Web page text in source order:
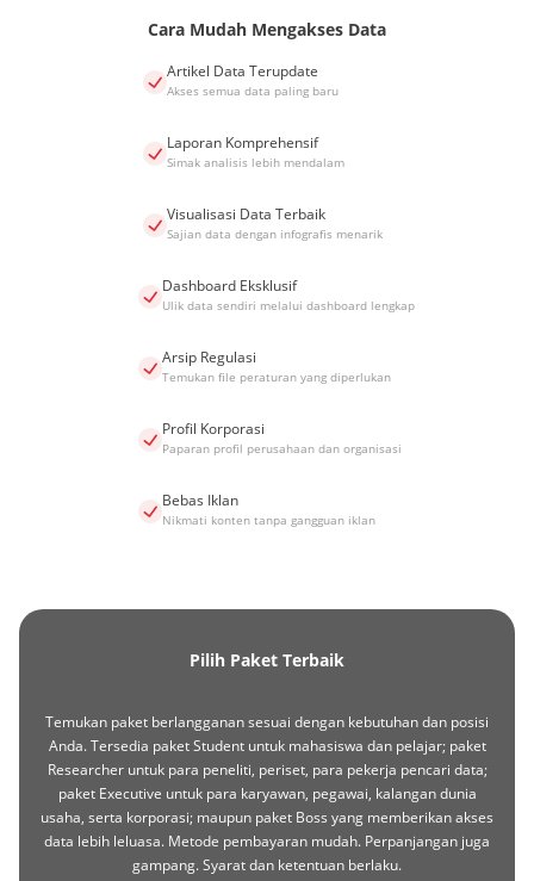
Cara Mudah Mengakses Data
Artikel Data Terupdate
Akses semua data paling baru
Laporan Komprehensif
Simak analisis lebih mendalam
Visualisasi Data Terbaik
Sajian data dengan infografis menarik
Dashboard Eksklusif
Ulik data sendiri melalui dashboard lengkap
Arsip Regulasi
Temukan file peraturan yang diperlukan
Profil Korporasi
Paparan profil perusahaan dan organisasi
Bebas Iklan
Nikmati konten tanpa gangguan iklan
Pilih Paket Terbaik
Temukan paket berlangganan sesuai dengan kebutuhan dan posisi
Anda. Tersedia paket Student untuk mahasiswa dan pelajar; paket
Researcher untuk para peneliti, periset, para pekerja pencari data;
paket Executive untuk para karyawan, pegawai, kalangan dunia
usaha, serta korporasi; maupun paket Boss yang memberikan akses
data lebih leluasa. Metode pembayaran mudah. Perpanjangan juga
gampang. Syarat dan ketentuan berlaku.